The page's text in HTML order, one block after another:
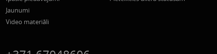
Jaunumi
Video materiāli